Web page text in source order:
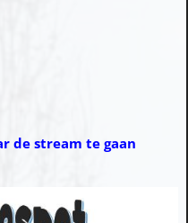
de stream te gaan